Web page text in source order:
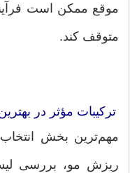
موقع ممکن است
متوقف کند.
ترکیبات مؤثر در
مهم‌ترین بخش انتخاب
ریزش مو، بررسی